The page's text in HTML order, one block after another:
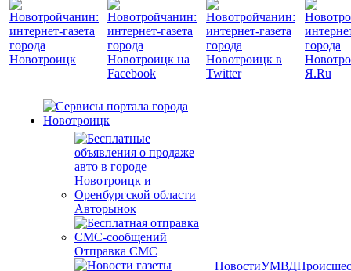
Авторынок
Отправка СМС
НовостиУМВД